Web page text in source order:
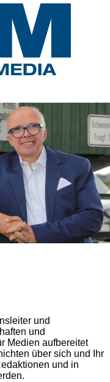
und
und
Medien aufbereitet
über sich und Ihr
und in